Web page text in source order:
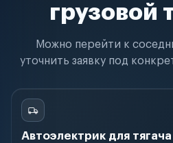
грузовой
Можно перейти к
уточнить заявку под
Автоэлектрик для тягача